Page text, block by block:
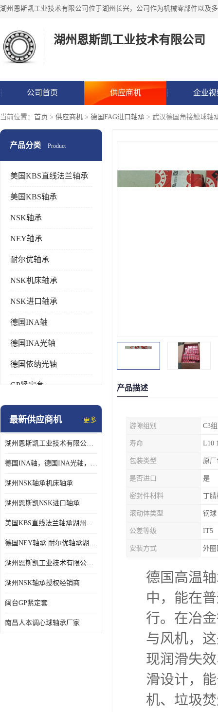
湖州恩斯凯工业技术有限公司
公司首页 供应商机 企业视
当前位置： 首页 > 供应商机 > 德国FAG进口轴承 > 武汉德国角接触球轴
产品分类 Product
美国KBS直线法兰轴承
美国KBS轴承
NSK轴承
NEY轴承
耐尔优轴承
NSK机床轴承
NSK进口轴承
德国INA轴
德国INA光轴
德国依纳光轴
GP紧定套
SKF轴承
日本NSK进口轴承
德国INA进口轴承
最新供应商机 更多
湖州恩斯凯工业技术有限公司 湖州NSK轴承
德国INA轴，德国INA光轴，德国依纳光轴
湖州NSK轴承机床轴承
湖州恩斯凯NSK进口轴承
美国KBS直线法兰轴承湖州KBS轴承
德国NEY轴承 耐尔优轴承湖州代理商
湖州恩斯凯工业技术有限公司NSK轴承*经销商
湖州NSK轴承授权经销商
闽台GP紧定套
南昌人本调心球轴承厂家
产品描述
游隙组别 C3组
寿命 L10
包装类型 原
是否进口 是
密封件材料 丁腈
滚动体类型 钢球
公差等级 IT5
安装方式 外圈
德国高温
中，能在
行。在冶
与风机，
现润滑失
滑设计，
机、垃圾